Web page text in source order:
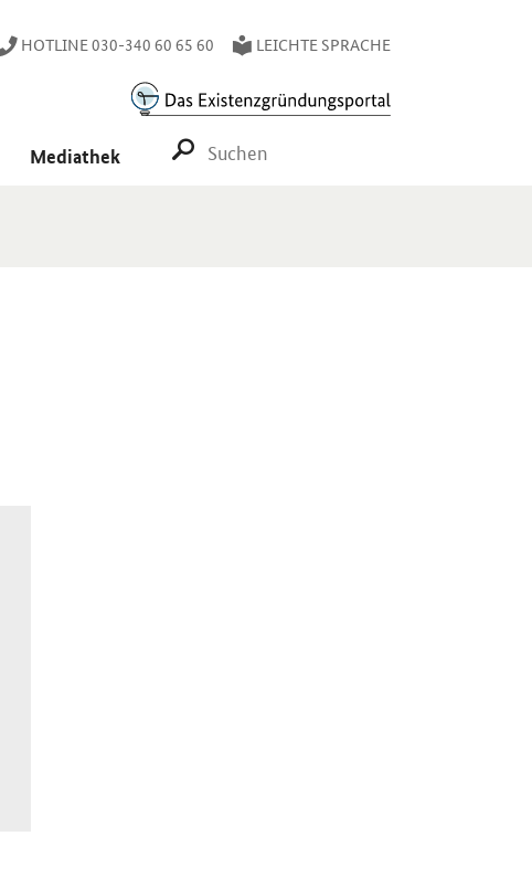
HOTLINE 030-340 60 65 60 LEICHTE SPRACHE
Mediathek SUCHE STARTEN